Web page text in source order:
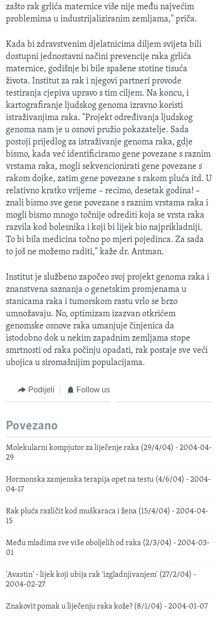
zašto rak grlića maternice više nije među najvećim
problemima u industrijaliziranim zemljama," priča.
Kada bi zdravstvenim djelatnicima diljem svijeta bili
dostupni jednostavni načini prevencije raka grlića
maternice, godišnje bi bile spašene stotine tisuća
života. Institut za rak i njegovi partneri provode
testiranja cjepiva upravo s tim ciljem. Na koncu, i
kartografiranje ljudskog genoma izravno koristi
istraživanjima raka. "Projekt određivanja ljudskog
genoma nam je u osnovi pružio pokazatelje. Sada
postoji prijedlog za istraživanje genoma raka, gdje
bismo, kada već identificiramo gene povezane s raznim
vrstama raka, mogli sekvencionirati gene povezane s
rakom dojke, zatim gene povezane s rakom pluća itd. U
relativno kratko vrijeme – recimo, desetak godina! –
znali bismo sve gene povezane s raznim vrstama raka i
mogli bismo mnogo točnije odrediti koja se vrsta raka
razvila kod bolesnika i koji bi lijek bio najprikladniji.
To bi bila medicina točno po mjeri pojedinca. Za sada
to još ne možemo raditi," kaže dr. Antman.
Institut je službeno započeo svoj projekt genoma raka i
znanstvena saznanja o genetskim promjenama u
stanicama raka i tumorskom rastu vrlo se brzo
umnožavaju. No, optimizam izazvan otkrićem
genomske osnove raka umanjuje činjenica da
istodobno dok u nekim zapadnim zemljama stope
smrtnosti od raka počinju opadati, rak postaje sve veći
ubojica u siromašnijim populacijama.
Podijeli Follow us
Povezano
Molekularni kompjutor za liječenje raka (29/4/04) - 2004-04-
29
Hormonska zamjenska terapija opet na testu (4/6/04) - 2004-
04-17
Rak pluća različit kod muškaraca i žena (15/4/04) - 2004-04-
15
Među mladima sve više oboljelih od raka (2/3/04) - 2004-03-
01
'Avastin' - lijek koji ubija rak 'izgladnjivanjem' (27/2/04) -
2004-02-27
Znakovit pomak u liječenju raka kože? (8/1/04) - 2004-01-07